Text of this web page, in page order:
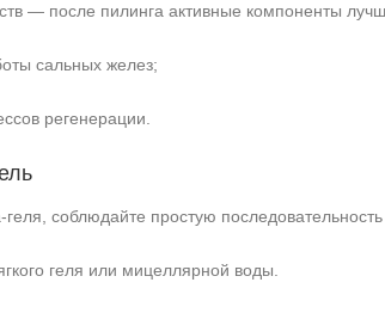
— после пилинга активные компоненты
сальных желез;
регенерации.
соблюдайте простую последовательность
геля или мицеллярной воды.